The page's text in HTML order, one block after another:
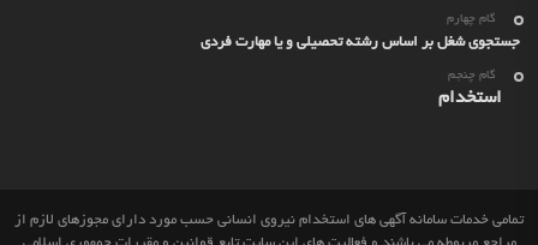
گام چهارم
جستجوی شغل بر اساس رشته تحصیلی و یا مهارت فردی
گام چنجم
استخدام
تمامی خدمات سامانه آگهی های استخدام نیروی انسانی حسب مورد دارای مجوزهای لازم از